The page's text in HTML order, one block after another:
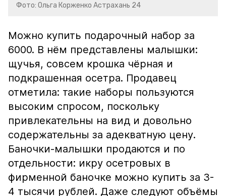
Фото: Ольга Корженко Астрахань 24
Можно купить подарочный набор за
6000. В нём представлены малышки:
щучья, совсем крошка чёрная и
подкрашенная осетра. Продавец
отметила: такие наборы пользуются
высоким спросом, поскольку
привлекательны на вид и довольно
содержательны за адекватную цену.
Баночки-малышки продаются и по
отдельности: икру осетровых в
фирменной баночке можно купить за 3-
4 тысячи рублей. Даже следуют объёмы